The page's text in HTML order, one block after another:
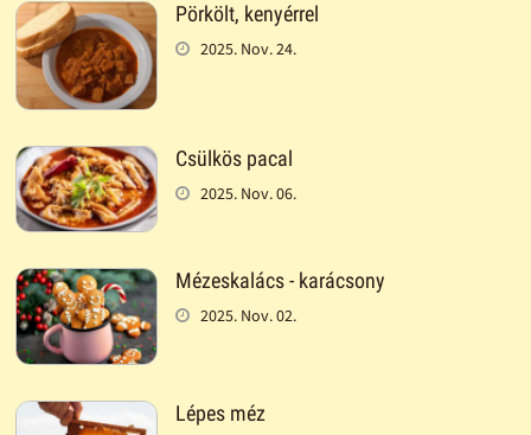
Pörkölt, kenyérrel
2025. Nov. 24.
Csülkös pacal
2025. Nov. 06.
Mézeskalács - karácsony
2025. Nov. 02.
Lépes méz